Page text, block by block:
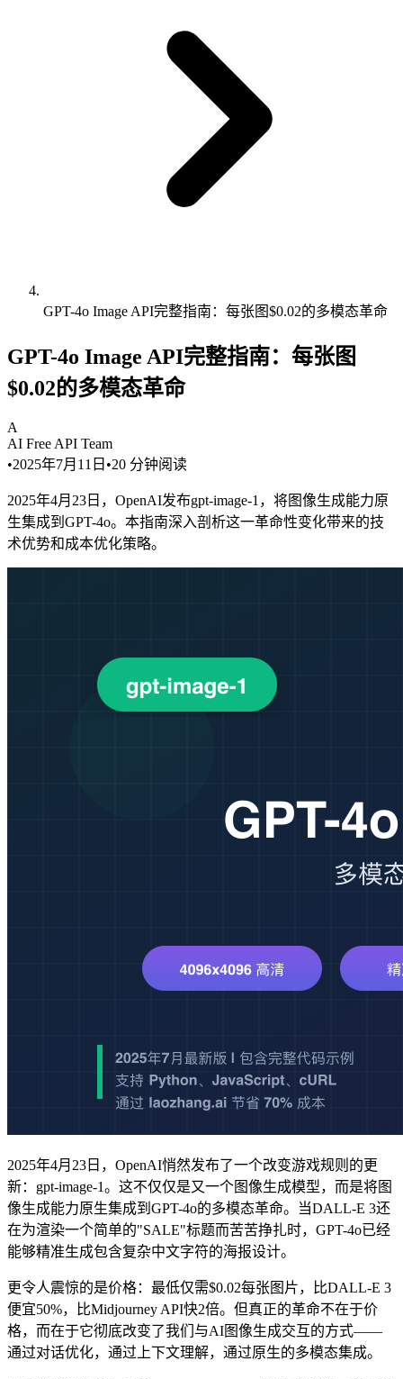
GPT-4o Image API完整指南：每张图$0.02的多模态革命
GPT-4o Image API完整指南：每张图
$0.02的多模态革命
A
AI Free API Team
•2025年7月11日 •20 分钟阅读
2025年4月23日，OpenAI发布gpt-image-1，将图像生成能力原
生集成到GPT-4o。本指南深入剖析这一革命性变化带来的技
术优势和成本优化策略。
2025年4月23日，OpenAI悄然发布了一个改变游戏规则的更
新：gpt-image-1。这不仅仅是又一个图像生成模型，而是将图
像生成能力原生集成到GPT-4o的多模态革命。当DALL-E 3还
在为渲染一个简单的"SALE"标题而苦苦挣扎时，GPT-4o已经
能够精准生成包含复杂中文字符的海报设计。
更令人震惊的是价格：最低仅需$0.02每张图片，比DALL-E 3
便宜50%，比Midjourney API快2倍。但真正的革命不在于价
格，而在于它彻底改变了我们与AI图像生成交互的方式——
通过对话优化，通过上下文理解，通过原生的多模态集成。